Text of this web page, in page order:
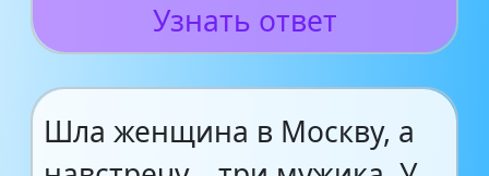
Узнать ответ
Шла женщина в Москву, а